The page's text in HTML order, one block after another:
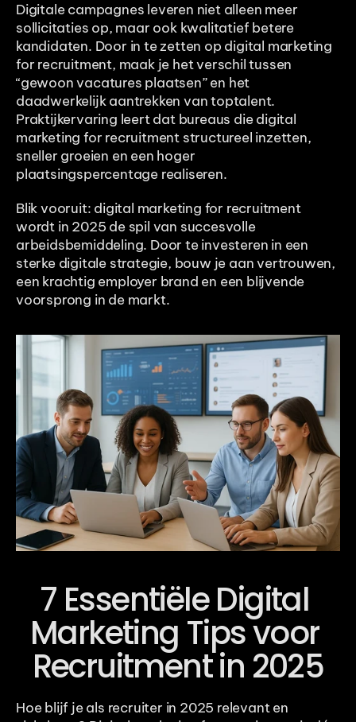
Digitale campagnes leveren niet alleen meer
sollicitaties op, maar ook kwalitatief betere
kandidaten. Door in te zetten op digital marketing
for recruitment, maak je het verschil tussen
“gewoon vacatures plaatsen” en het
daadwerkelijk aantrekken van toptalent.
Praktijkervaring leert dat bureaus die digital
marketing for recruitment structureel inzetten,
sneller groeien en een hoger
plaatsingspercentage realiseren.
Blik vooruit: digital marketing for recruitment
wordt in 2025 de spil van succesvolle
arbeidsbemiddeling. Door te investeren in een
sterke digitale strategie, bouw je aan vertrouwen,
een krachtig employer brand en een blijvende
voorsprong in de markt.
7 Essentiële Digital
Marketing Tips voor
Recruitment in 2025
Hoe blijf je als recruiter in 2025 relevant en